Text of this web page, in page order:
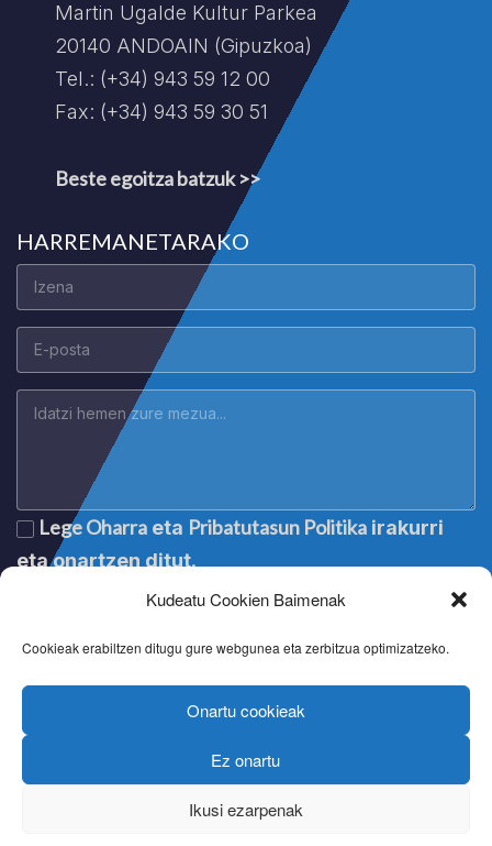
Kudeatu Cookien Baimenak
Cookieak erabiltzen ditugu gure webgunea eta zerbitzua optimizatzeko.
Onartu cookieak
Ez onartu
Ikusi ezarpenak
Martin Ugalde Kultur Parkea
20140 ANDOAIN (Gipuzkoa)
Tel.: (+34) 943 59 12 00
Fax: (+34) 943 59 30 51
Beste egoitza batzuk >>
HARREMANETARAKO
Lege Oharra eta Pribatutasun Politika irakurri
eta onartzen ditut.
confidentialité|Privacy policy
Política de cookies